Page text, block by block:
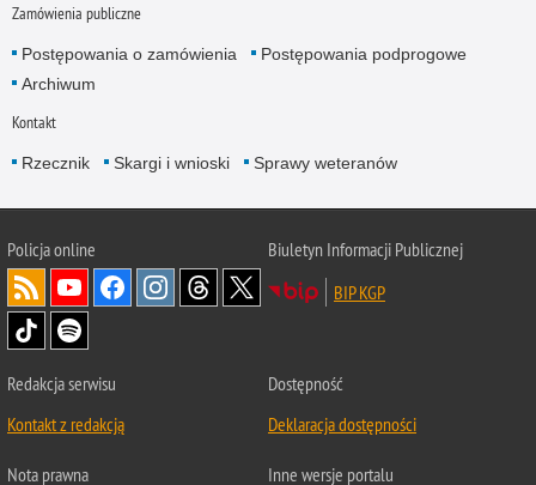
Zamówienia publiczne
Postępowania o zamówienia
Postępowania podprogowe
Archiwum
Kontakt
Rzecznik Skargi i wnioski Sprawy weteranów
Policjaonline
Biuletyn Informacji Publicznej
BIP KGP
Redakcja serwisu
Kontakt z redakcją
Dostępność
Deklaracja dostępności
Nota prawna Inne wersje portalu